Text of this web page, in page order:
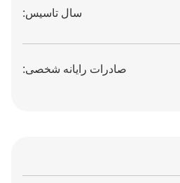
سال تاسیس:
صادرات رایانه شخصی: